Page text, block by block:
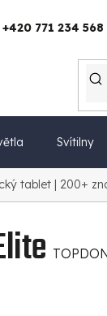
771 234
Dárkové
Svítilny
tablet | 200+